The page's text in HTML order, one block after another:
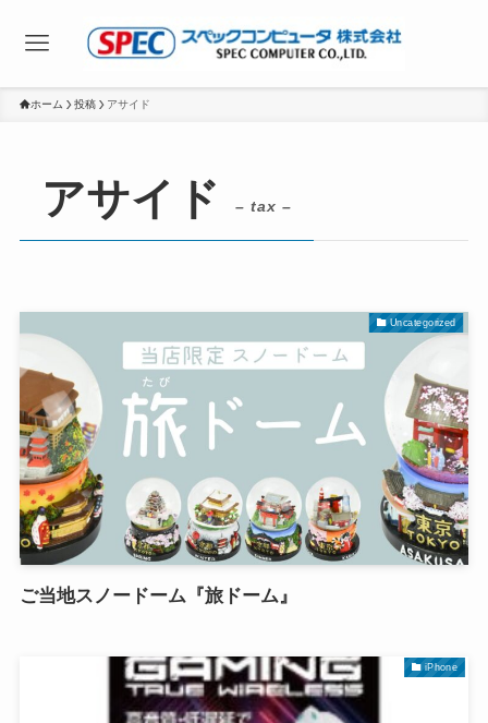
ホーム 投稿 アサイド
アサイド – tax –
Uncategorized
ご当地スノードーム『旅ドーム』
iPhone